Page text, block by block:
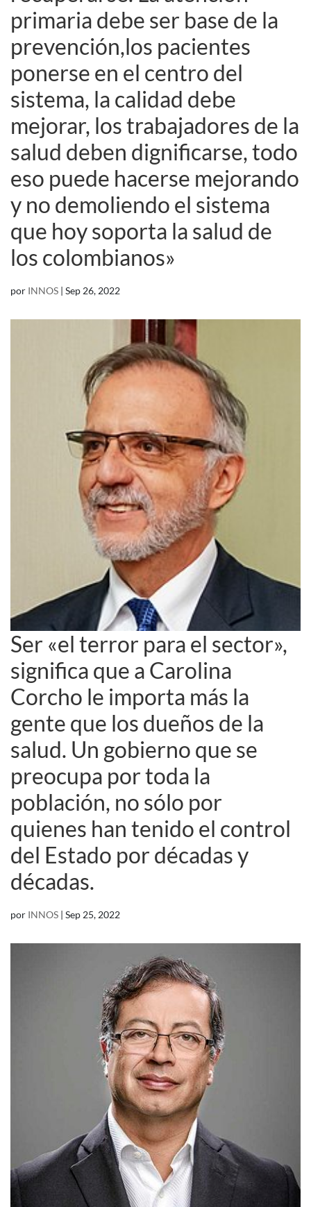
primaria debe ser base de la
prevención,los pacientes
ponerse en el centro del
sistema, la calidad debe
mejorar, los trabajadores de la
salud deben dignificarse, todo
eso puede hacerse mejorando
y no demoliendo el sistema
que hoy soporta la salud de
los colombianos»
por INNOS | Sep 26, 2022
Ser «el terror para el sector»,
significa que a Carolina
Corcho le importa más la
gente que los dueños de la
salud. Un gobierno que se
preocupa por toda la
población, no sólo por
quienes han tenido el control
del Estado por décadas y
décadas.
por INNOS | Sep 25, 2022